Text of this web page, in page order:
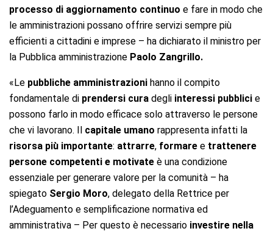
processo di aggiornamento continuo e fare in modo che
le amministrazioni possano offrire servizi sempre più
efficienti a cittadini e imprese – ha dichiarato il ministro per
la Pubblica amministrazione Paolo Zangrillo.
«Le pubbliche amministrazioni hanno il compito
fondamentale di prendersi cura degli interessi pubblici e
possono farlo in modo efficace solo attraverso le persone
che vi lavorano. Il capitale umano rappresenta infatti la
risorsa più importante: attrarre, formare e trattenere
persone competenti e motivate è una condizione
essenziale per generare valore per la comunità – ha
spiegato Sergio Moro, delegato della Rettrice per
l’Adeguamento e semplificazione normativa ed
amministrativa – Per questo è necessario investire nella